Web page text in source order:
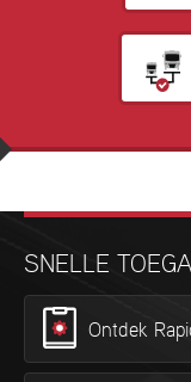
SNELLE
Ontdek